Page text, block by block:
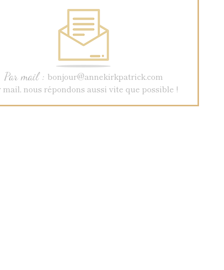
Par mail : bonjour@annekirkpatrick.com
mail, nous répondons aussi vite que possible !